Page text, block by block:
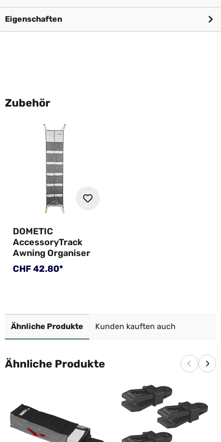
Eigenschaften
Zubehör
DOMETIC
AccessoryTrack
Awning Organiser
Regulärer Preis:
CHF 42.80*
Ähnliche Produkte Kunden kauften auch
Ähnliche Produkte Vorherige